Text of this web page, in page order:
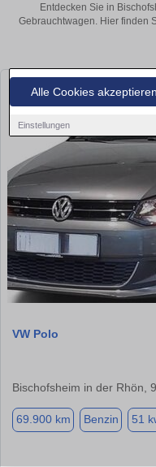
Alle Cookies akzeptieren
Einstellungen
Entdecken Sie in
Gebrauchtwagen. Hier finden
VW Polo
Bischofsheim in der Rhön,
69.900 km Benzin 51